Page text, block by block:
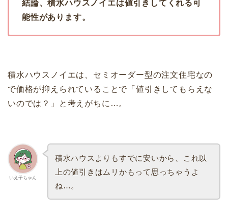
結論、積水ハウスノイエは値引きしてくれる可
能性があります。
積水ハウスノイエは、セミオーダー型の注文住宅なの
で価格が抑えられていることで「値引きしてもらえな
いのでは？」と考えがちに…。
いえ子ちゃん
積水ハウスよりもすでに安いから、これ以
上の値引きはムリかもって思っちゃうよ
ね…。